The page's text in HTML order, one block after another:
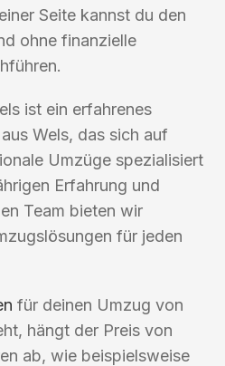
Seite kannst du den
ohne finanzielle
ist ein erfahrenes
Wels, das sich auf
Umzüge spezialisiert
Erfahrung und
Team bieten wir
für jeden
für deinen Umzug von
hängt der Preis von
ab, wie beispielsweise